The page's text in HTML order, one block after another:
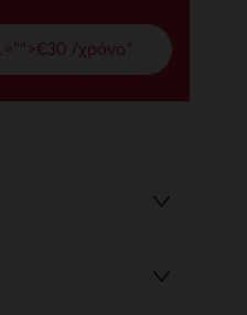
/χρόνο*